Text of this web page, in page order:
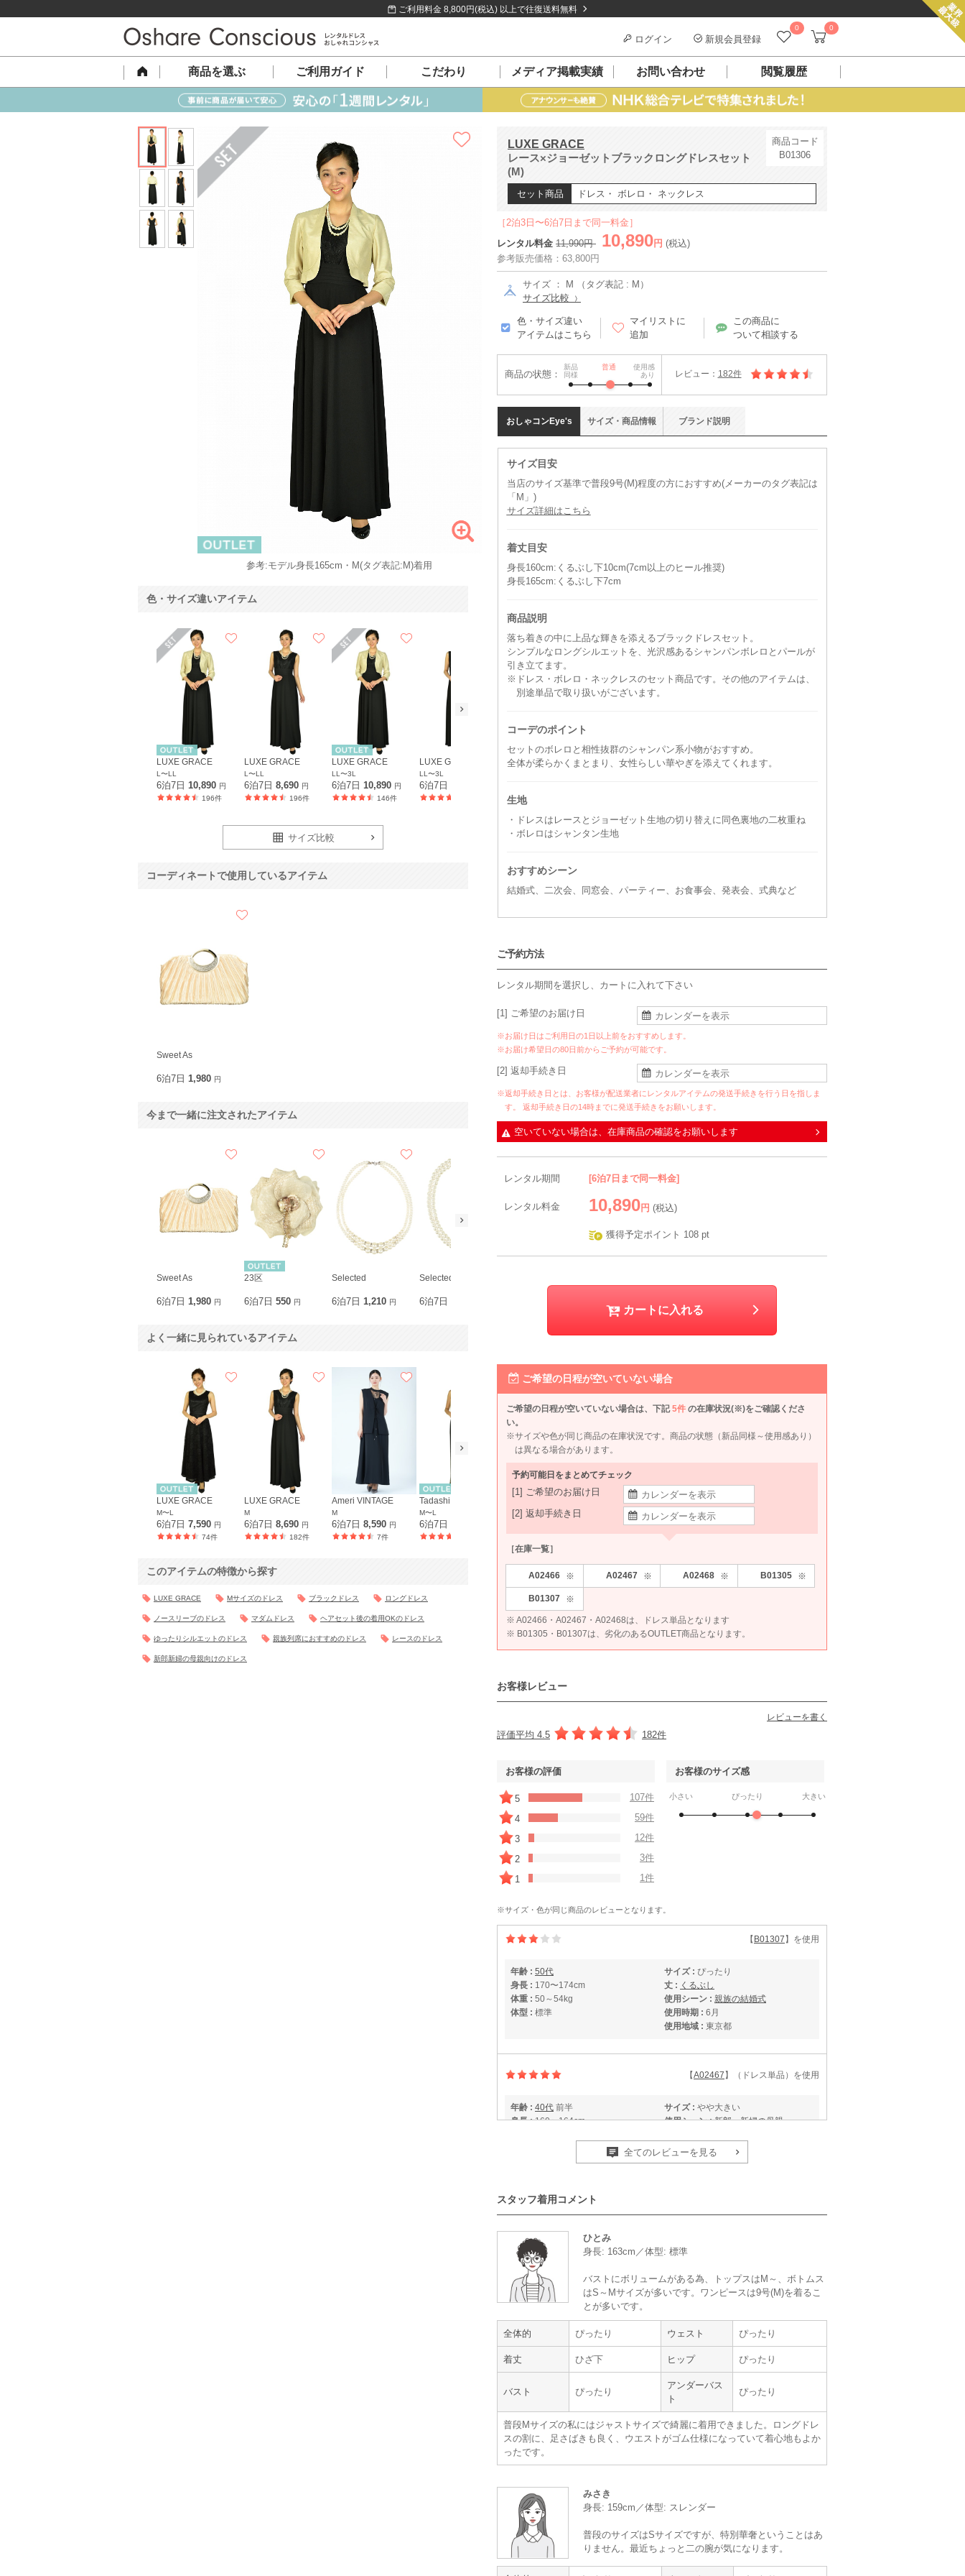
ご利用料金 8,800円(税込) 以上で往復送料無料
0 0
ログイン 新規会員登録
商品を選ぶ ご利用ガイド こだわり メディア掲載実績 お問い合わせ 閲覧履歴
LUXE GRACE
レース×ジョーゼットブラックロングドレスセット
(M)
商品コード
B01306
セット商品 ドレス・ ボレロ・ ネックレス
［2泊3日〜6泊7日まで同一料金］
レンタル料金 11,990円 10,890 円 (税込)
参考販売価格：63,800円
サイズ ： M （タグ表記 : M）
サイズ比較
色・サイズ違い
アイテムはこちら
マイリストに
追加
この商品に
ついて相談する
商品の状態：
新品
同様
普通
使用感
あり
レビュー： 182件
おしゃコンEye's
サイズ目安
当店のサイズ基準で普段9号(M)程度の方におすすめ(メーカーのタグ表記は
「M」)
サイズ詳細はこちら
着丈目安
身長160cm:くるぶし下10cm(7cm以上のヒール推奨)
身長165cm:くるぶし下7cm
商品説明
落ち着きの中に上品な輝きを添えるブラックドレスセット。
シンプルなロングシルエットを、光沢感あるシャンパンボレロとパールが
引き立てます。
※ドレス・ボレロ・ネックレスのセット商品です。その他のアイテムは、
別途単品で取り扱いがございます。
コーデのポイント
セットのボレロと相性抜群のシャンパン系小物がおすすめ。
全体が柔らかくまとまり、女性らしい華やぎを添えてくれます。
生地
・ドレスはレースとジョーゼット生地の切り替えに同色裏地の二枚重ね
・ボレロはシャンタン生地
おすすめシーン
結婚式、二次会、同窓会、パーティー、お食事会、発表会、式典など
サイズ・ 商品情報 ブランド説明
ご予約方法
レンタル期間を選択し、カートに入れて下さい
[1] ご希望のお届け日
※お届け日はご利用日の1日以上前をおすすめします。
※お届け希望日の80日前からご予約が可能です。
[2] 返却手続き日
※返却手続き日とは、お客様が配送業者にレンタルアイテムの発送手続きを行う日を指しま
す。 返却手続き日の14時までに発送手続きをお願いします。
空いていない場合は、在庫商品の確認をお願いします
レンタル期間 [6泊7日まで同一料金]
レンタル料金 10,890 円 (税込)
獲得予定ポイント 108 pt
カートに入れる
ご希望の日程が空いていない場合
ご希望の日程が空いていない場合は、下記5件 の在庫状況(※)をご確認くださ
い。
※サイズや色が同じ商品の在庫状況です。商品の状態（新品同様～使用感あり）
は異なる場合があります。
予約可能日をまとめてチェック
[1] ご希望のお届け日
[2] 返却手続き日
［在庫一覧］
A02466 ※ A02467 ※ A02468 ※ B01305 ※
B01307 ※
※ A02466・A02467・A02468は、ドレス単品となります
※ B01305・B01307は、劣化のあるOUTLET商品となります。
お客様レビュー
レビューを書く
評価平均 4.5 182件
お客様の評価
5
107件
4
59件
3
12件
2
3件
1
1件
お客様のサイズ感
小さい ぴったり 大きい
※サイズ・色が同じ商品のレビューとなります。
【 B01307 】を使用
年齢 : 50代
身長 : 170〜174cm
体重 : 50～54kg
体型 : 標準
サイズ : ぴったり
丈 : くるぶし
使用シーン : 親族の結婚式
使用時期 : 6月
使用地域 : 東京都
【A02467 】（ドレス単品）を使用
年齢 : 40代 前半
身長 :160〜164cm
サイズ : やや大きい
使用シーン : 新郎・新婦の母親
使用地域 :鹿児島県
mebelle muse
【 A02468】（ドレス単品）を使用
年齢 : 50代
身長 :
160〜164cm
体重 :45～49kg
体型 :
サイズ :ぴったり
丈 : くるぶしより下
使用シーン : 新郎・新婦の母親
使用時期 :
全てのレビューを見る
スタッフ着用コメント
ひとみ
身長: 163cm／体型: 標準
バストにボリュームがある為、トップスはM～、ボトムス
はS～Mサイズが多いです。ワンピースは9号(M)を着るこ
とが多いです。
全体的 ぴったり ウェスト ぴったり
着丈 ひざ下 ヒップ ぴったり
バスト ぴったり
アンダーバス
ト
ぴったり
普段Mサイズの私にはジャストサイズで綺麗に着用できました。ロングドレ
スの割に、足さばきも良く、ウエストがゴム仕様になっていて着心地もよか
ったです。
みさき
身長: 159cm／体型: スレンダー
普段のサイズはSサイズですが、特別華奢ということはあ
りません。最近ちょっと二の腕が気になります。
参考:モデル身長165cm・M(タグ表記:M)着用
色・サイズ違いアイテム
LUXE GRACE
L〜LL
6泊7日 10,890 円
196件
LUXE GRACE
L〜LL
6泊7日8,690 円
196件
LUXE GRACE
LL〜3L
6泊7日10,890 円
146件
LUXE GRACE
LL〜3L
6泊7日
LUXE GRACE LUXE GRACE LUXE GRACE
サイズ比較
コーディネートで使用しているアイテム
Sweet As
6泊7日 1,980 円
今まで一緒に注文されたアイテム
Sweet As
6泊7日 1,980 円
23区
6泊7日550 円
Selected
6泊7日1,210 円
Selected
6泊7日
よく一緒に見られているアイテム
LUXE GRACE
M〜L
6泊7日 7,590 円
74件
LUXE GRACE
M
6泊7日8,690 円
182件
Ameri VINTAGE
M
6泊7日8,590 円
7件
Tadashi Shoji
M〜L
6泊7日
DELLISE NOIR
6泊7日9,790円
Ameri VINTAGE
6泊7日7,990円
このアイテムの特徴から探す
LUXE GRACE Mサイズのドレス ブラックドレス ロングドレス
ノースリーブのドレス マダムドレス ヘアセット後の着用OKのドレス
ゆったりシルエットのドレス 親族列席におすすめのドレス レースのドレス
新郎新婦の母親向けのドレス